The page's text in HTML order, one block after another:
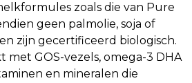
zoals die van Pure
geen palmolie, soja of
zijn gecertificeerd biologisch.
met GOS-vezels, omega-3 DHA
en mineralen die